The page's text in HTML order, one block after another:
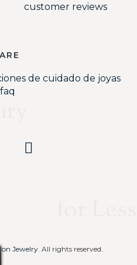
customer reviews
de cuidado de joyas
faq
Jewelry. All rights reserved.